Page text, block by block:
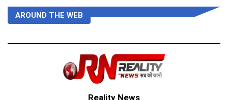
AROUND THE WEB
Reality News